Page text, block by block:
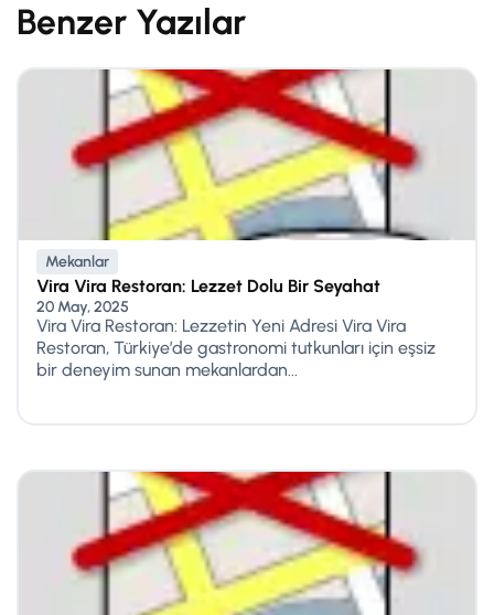
Benzer Yazılar
Mekanlar
Vira Vira Restoran: Lezzet Dolu Bir Seyahat
20 May, 2025
Vira Vira Restoran: Lezzetin Yeni Adresi Vira Vira
Restoran, Türkiye’de gastronomi tutkunları için eşsiz
bir deneyim sunan mekanlardan...